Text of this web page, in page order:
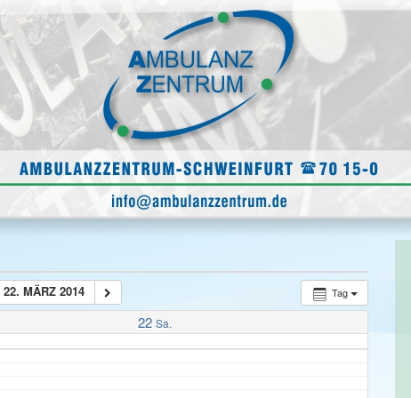
Tag
22. MÄRZ 2014
22 Sa.